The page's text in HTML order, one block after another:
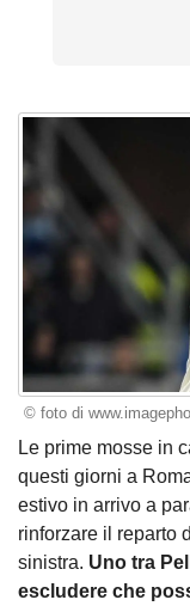
© foto di
Le prime mosse in
questi giorni a
estivo in arrivo a
rinforzare il reparto
sinistra. Uno tra
escludere che